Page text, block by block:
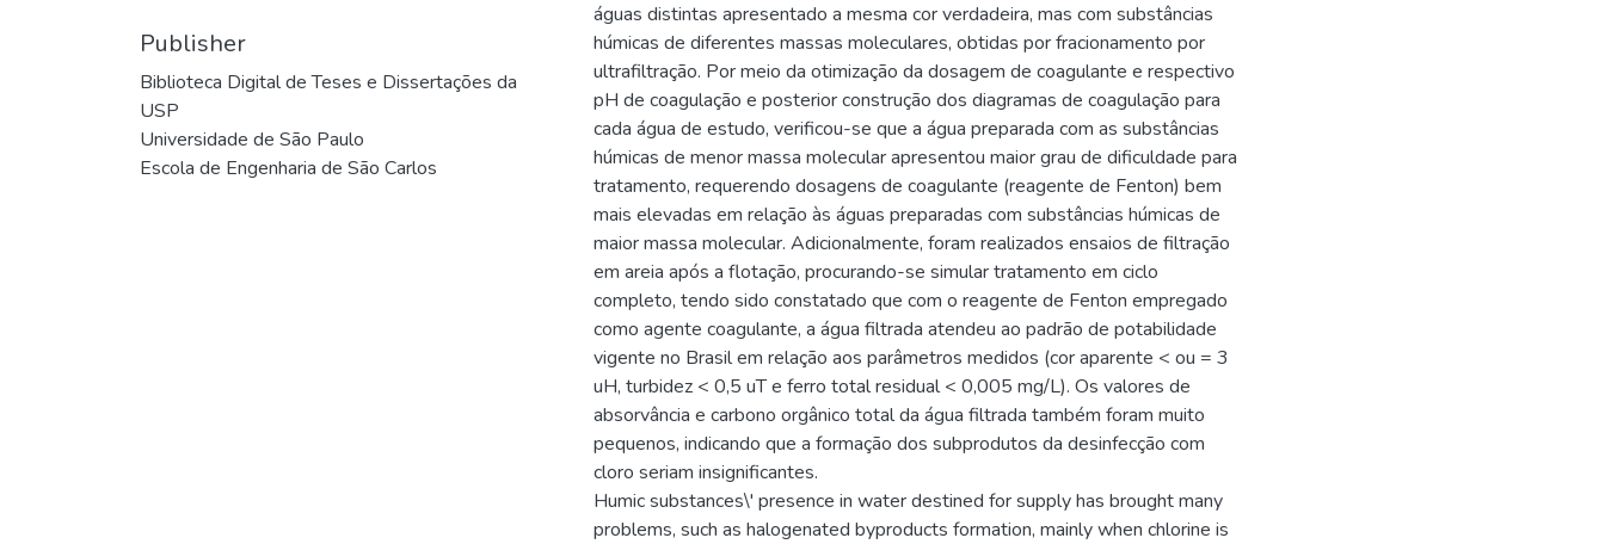
Publisher
Biblioteca Digital de Teses e Dissertações da
USP
Universidade de São Paulo
Escola de Engenharia de São Carlos
águas distintas apresentado a mesma cor verdadeira, mas com substâncias
húmicas de diferentes massas moleculares, obtidas por fracionamento por
ultrafiltração. Por meio da otimização da dosagem de coagulante e respectivo
pH de coagulação e posterior construção dos diagramas de coagulação para
cada água de estudo, verificou-se que a água preparada com as substâncias
húmicas de menor massa molecular apresentou maior grau de dificuldade para
tratamento, requerendo dosagens de coagulante (reagente de Fenton) bem
mais elevadas em relação às águas preparadas com substâncias húmicas de
maior massa molecular. Adicionalmente, foram realizados ensaios de filtração
em areia após a flotação, procurando-se simular tratamento em ciclo
completo, tendo sido constatado que com o reagente de Fenton empregado
como agente coagulante, a água filtrada atendeu ao padrão de potabilidade
vigente no Brasil em relação aos parâmetros medidos (cor aparente < ou = 3
uH, turbidez < 0,5 uT e ferro total residual < 0,005 mg/L). Os valores de
absorvância e carbono orgânico total da água filtrada também foram muito
pequenos, indicando que a formação dos subprodutos da desinfecção com
cloro seriam insignificantes.
Humic substances\' presence in water destined for supply has brought many
problems, such as halogenated byproducts formation, mainly when chlorine is